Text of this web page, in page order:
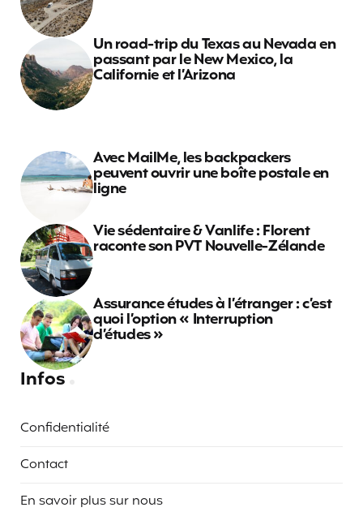
Un road-trip du Texas au Nevada en
passant par le New Mexico, la
Californie et l’Arizona
Avec MailMe, les backpackers
peuvent ouvrir une boîte postale en
ligne
Vie sédentaire & Vanlife : Florent
raconte son PVT Nouvelle-Zélande
Assurance études à l’étranger : c’est
quoi l’option « Interruption
d’études »
Infos
Confidentialité
Contact
En savoir plus sur nous